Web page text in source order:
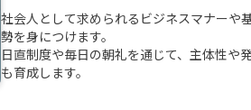
社会人として求められるビジネスマナーや
勢を身につけます。
日直制度や毎日の朝礼を通じて、主体性や
も育成します。